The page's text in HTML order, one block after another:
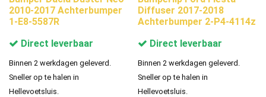
2010-2017 Achterbumper
1-E8-5587R
Direct leverbaar
Binnen 2 werkdagen geleverd.
Sneller op te halen in
Hellevoetsluis.
Diffuser 2017-2018
Achterbumper 2-P4-4114z
Direct leverbaar
Binnen 2 werkdagen geleverd.
Sneller op te halen in
Hellevoetsluis.